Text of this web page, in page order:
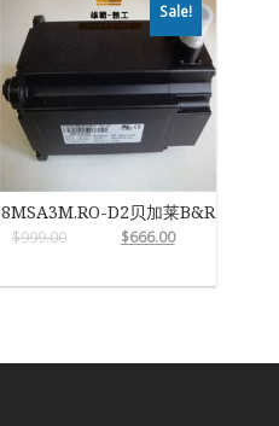
Sale!
8MSA3M.RO-D2贝加莱B&R
$999.00 $666.00